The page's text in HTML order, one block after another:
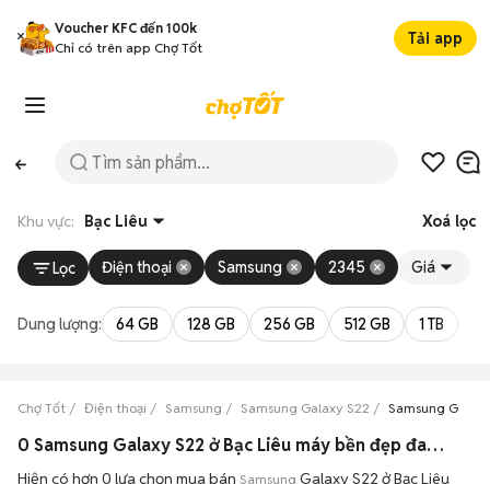
Voucher KFC đến 100k
Chỉ có trên app Chợ Tốt
Tải app
Khu vực: Bạc Liêu Xoá lọc
Lọc Điện thoại Samsung 2345 Giá
Dung lượng: 64 GB 128 GB 256 GB 512 GB 1 TB
Chợ Tốt Điện thoại Samsung Samsung Galaxy S22 Samsung
0 Samsung Galaxy S22 ở Bạc Liêu máy bền đẹp đang bán 08/2026
Hiện có hơn 0 lựa chọn mua bán Samsung Galaxy S22 ở Bạc Liêu